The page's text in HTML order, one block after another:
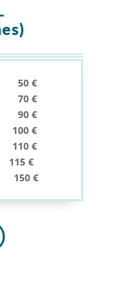
€
€
€
€
€
115 €
€